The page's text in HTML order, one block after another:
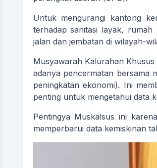
Untuk mengurangi kantong
terhadap sanitasi layak,
jalan dan jembatan di wilayah-
Musyawarah Kalurahan Khusus
adanya pencermatan bersama
peningkatan ekonomi). Ini
penting untuk mengetahui data
Pentingya Muskalsus ini
memperbarui data kemiskinan